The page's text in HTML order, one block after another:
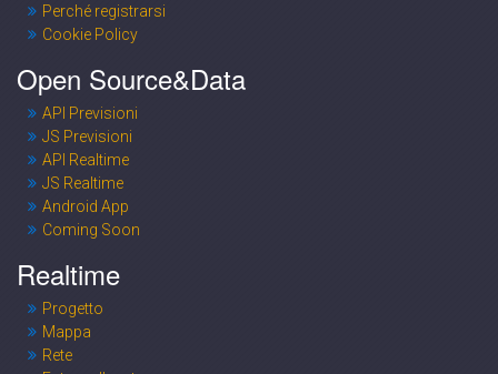
Perché registrarsi
Cookie Policy
Open Source&Data
API Previsioni
JS Previsioni
API Realtime
JS Realtime
Android App
Coming Soon
Realtime
Progetto
Mappa
Rete